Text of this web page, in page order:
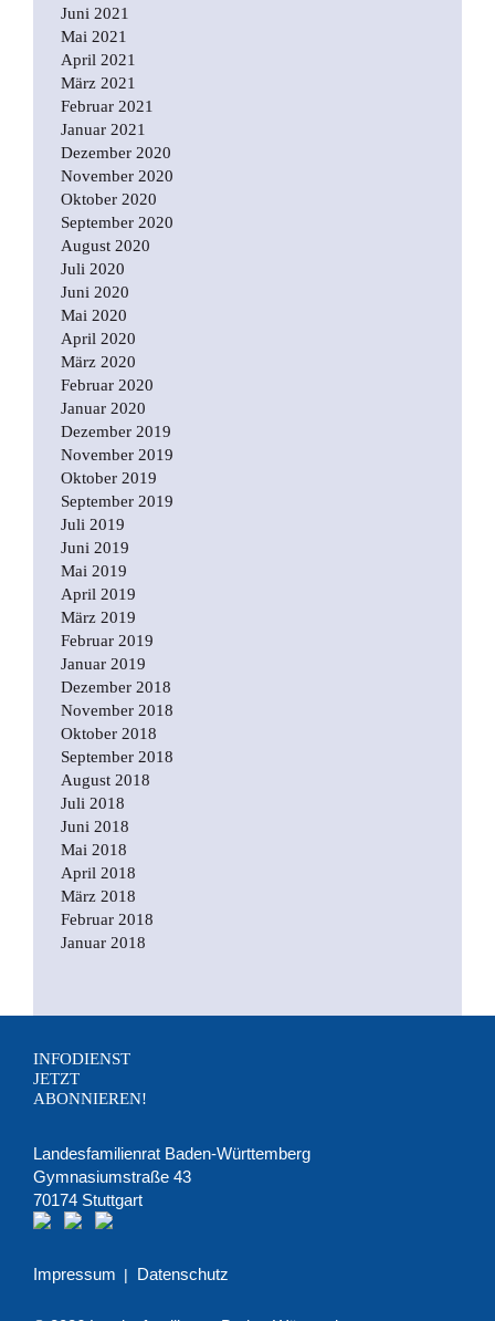
Juni 2021
Mai 2021
April 2021
März 2021
Februar 2021
Januar 2021
Dezember 2020
November 2020
Oktober 2020
September 2020
August 2020
Juli 2020
Juni 2020
Mai 2020
April 2020
März 2020
Februar 2020
Januar 2020
Dezember 2019
November 2019
Oktober 2019
September 2019
Juli 2019
Juni 2019
Mai 2019
April 2019
März 2019
Februar 2019
Januar 2019
Dezember 2018
November 2018
Oktober 2018
September 2018
August 2018
Juli 2018
Juni 2018
Mai 2018
April 2018
März 2018
Februar 2018
Januar 2018
Landesfamilienrat Baden-Württemberg
Gymnasiumstraße 43
70174 Stuttgart
Impressum Datenschutz
INFODIENST
JETZT
ABONNIEREN!